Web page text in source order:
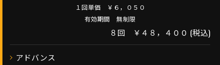
１回単価 ￥６，０５０
有効期間 無制限
８回 ￥４８，４００ (税込)
アドバンス